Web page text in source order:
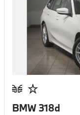
BMW 318d